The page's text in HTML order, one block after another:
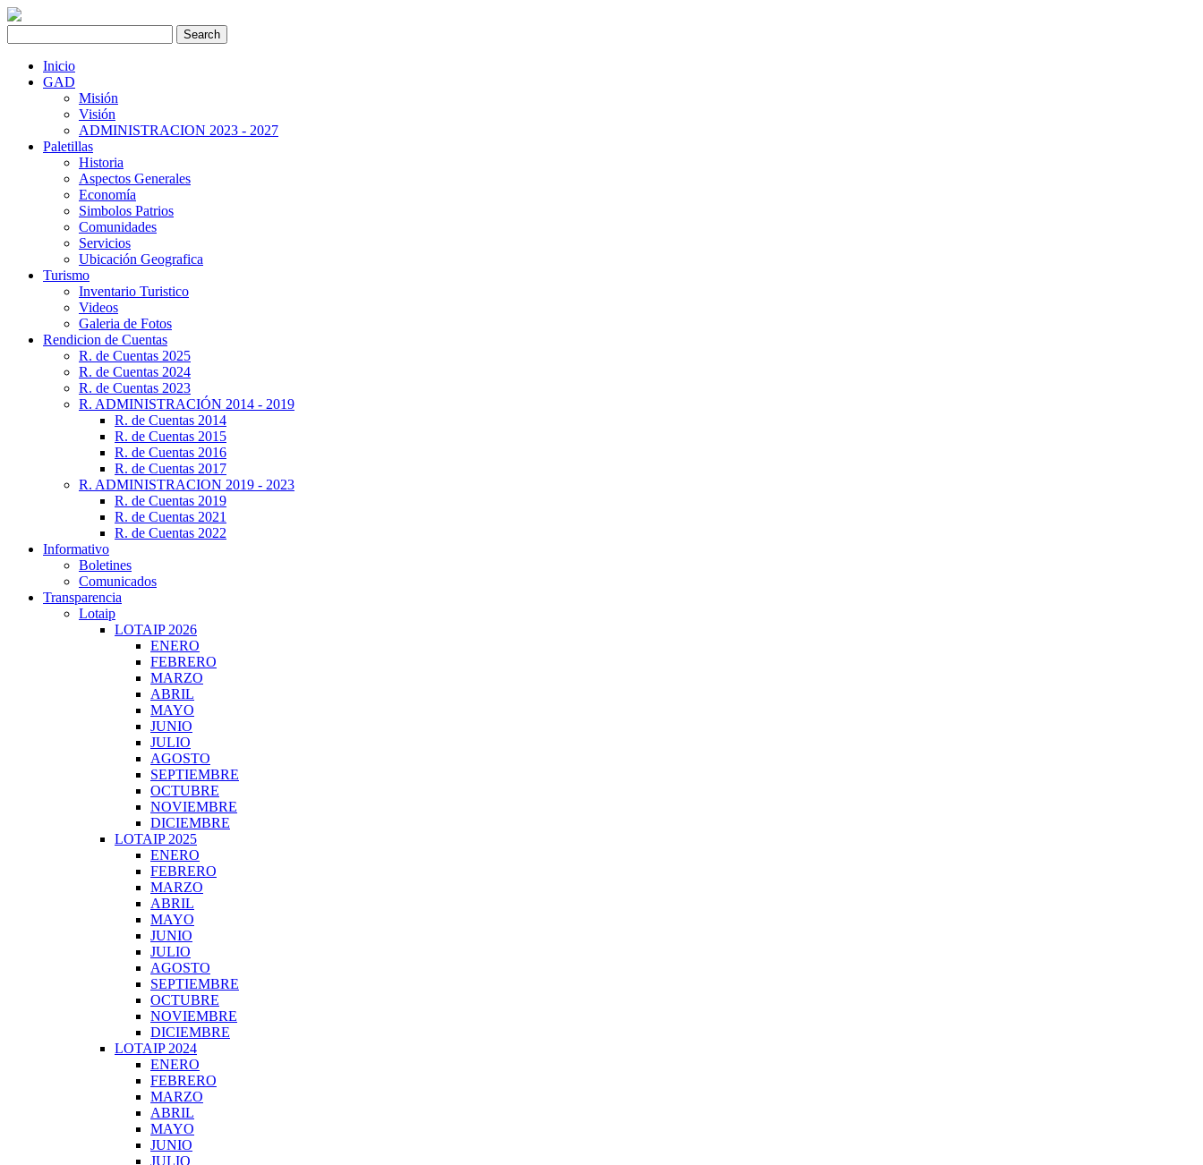
Inicio
GAD
Misión
Visión
ADMINISTRACION 2023 - 2027
Paletillas
Historia
Aspectos Generales
Economía
Simbolos Patrios
Comunidades
Servicios
Ubicación Geografica
Turismo
Inventario Turistico
Videos
Galeria de Fotos
Rendicion de Cuentas
R. de Cuentas 2025
R. de Cuentas 2024
R. de Cuentas 2023
R. ADMINISTRACIÓN 2014 - 2019
R. de Cuentas 2014
R. de Cuentas 2015
R. de Cuentas 2016
R. de Cuentas 2017
R. ADMINISTRACION 2019 - 2023
R. de Cuentas 2019
R. de Cuentas 2021
R. de Cuentas 2022
Informativo
Boletines
Comunicados
Transparencia
Lotaip
LOTAIP 2026
ENERO
FEBRERO
MARZO
ABRIL
MAYO
JUNIO
JULIO
AGOSTO
SEPTIEMBRE
OCTUBRE
NOVIEMBRE
DICIEMBRE
LOTAIP 2025
ENERO
FEBRERO
MARZO
ABRIL
MAYO
JUNIO
JULIO
AGOSTO
SEPTIEMBRE
OCTUBRE
NOVIEMBRE
DICIEMBRE
LOTAIP 2024
ENERO
FEBRERO
MARZO
ABRIL
MAYO
JUNIO
JULIO